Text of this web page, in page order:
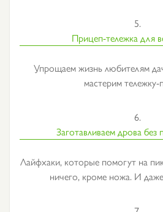
5.
Прицеп-тележка для
Упрощаем жизнь любителям
мастерим тележку-
6.
Заготавливаем дрова
Лайфхаки, которые помогут на
ничего, кроме ножа. И